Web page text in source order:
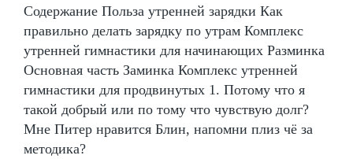
Содержание Польза утренней зарядки Как
правильно делать зарядку по утрам Комплекс
утренней гимнастики для начинающих Разминка
Основная часть Заминка Комплекс утренней
гимнастики для продвинутых 1. Потому что я
такой добрый или по тому что чувствую долг?
Мне Питер нравится Блин, напомни плиз чё за
методика?